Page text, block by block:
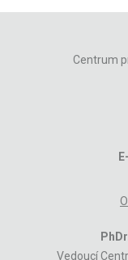
Centrum
Vedoucí